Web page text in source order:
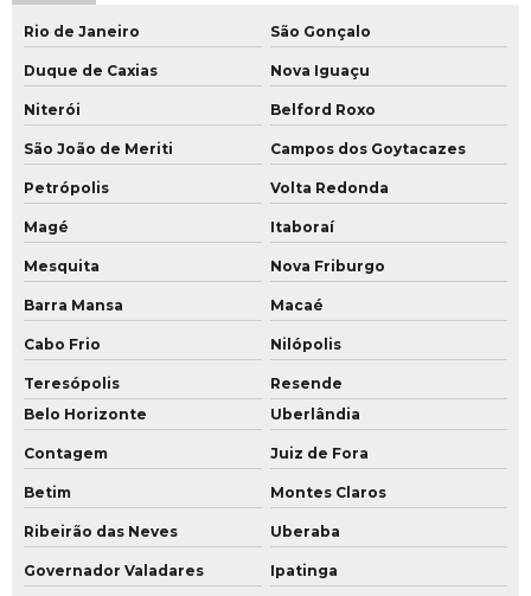
Uniforme hospitalar
Uniforme hospitalar recepção
Uniforme operacional
Uniforme operacional brim
Uniforme operacional segurança
Uniforme para camareira de hotel
Uniforme para hotelaria
Uniforme social feminino personalizado
Uniforme social feminino pronta entrega
Uniforme social para empresa
Uniforme social para secretaria
Uniforme social personalizado
Rio de Janeiro São Gonçalo
Duque de Caxias Nova Iguaçu
Niterói Belford Roxo
São João de Meriti Campos dos Goytacazes
Petrópolis Volta Redonda
Magé Itaboraí
Mesquita Nova Friburgo
Barra Mansa Macaé
Cabo Frio Nilópolis
Teresópolis
Resende
Belo Horizonte
Uberlândia
Contagem Juiz de Fora
Betim Montes Claros
Ribeirão das Neves Uberaba
Governador Valadares Ipatinga